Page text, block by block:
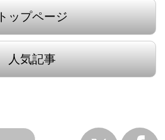
トップページ
人気記事